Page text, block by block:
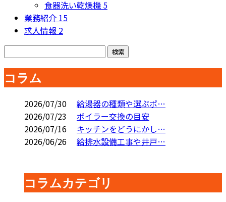
食器洗い乾燥機 5
業務紹介 15
求人情報 2
コラム
2026/07/30
給湯器の種類や選ぶポ…
2026/07/23
ボイラー交換の目安
2026/07/16
キッチンをどうにかし…
2026/06/26
給排水設備工事や井戸…
コラムカテゴリ